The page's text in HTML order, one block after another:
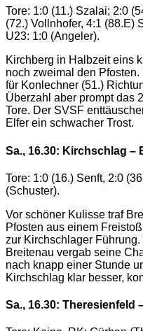
Tore: 1:0 (11.) Szalai; 2:0
(72.) Vollnhofer, 4:1 (88.E)
U23: 1:0 (Angeler).
Kirchberg in Halbzeit eins
noch zweimal den
für Konlechner (51.)
Überzahl aber prompt das
Tore. Der SVSF
Elfer ein schwacher Trost.
Sa., 16.30: Kirchschlag –
Tore: 1:0 (16.) Senft, 2:0
(Schuster).
Vor schöner Kulisse traf
Pfosten aus einem
zur Kirchschlager
Breitenau vergab seine
nach knapp einer Stunde
Kirchschlag klar besser,
Sa., 16.30: Theresienfeld